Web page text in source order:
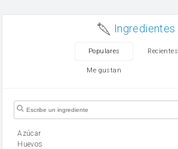
Ingredientes
Populares Recientes
Me gustan
Azúcar
huevos